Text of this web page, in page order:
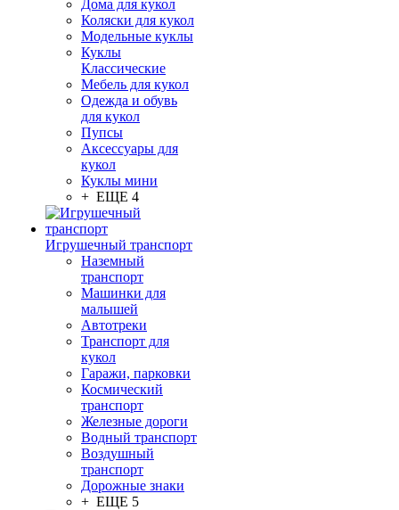
Дома для кукол
Коляски для кукол
Модельные куклы
Куклы
Классические
Мебель для кукол
Одежда и обувь
для кукол
Пупсы
Аксессуары для
кукол
Куклы мини
+ ЕЩЕ 4
Игрушечный транспорт
Наземный
транспорт
Машинки для
малышей
Автотреки
Транспорт для
кукол
Гаражи, парковки
Космический
транспорт
Железные дороги
Водный транспорт
Воздушный
транспорт
Дорожные знаки
+ ЕЩЕ 5